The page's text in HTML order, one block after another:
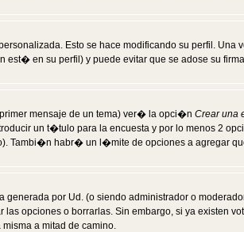
Esto se hace modificando su perfil.
en su perfil) y puede evitar que se adose su
mensaje de un tema) ver� la opci�n Crear una
un t�tulo para la encuesta y por lo menos 2
Tambi�n habr� un l�mite de opciones a agregar
por Ud. (o siendo administrador o
opciones o borrarlas. Sin embargo, si ya existen
a mitad de camino.